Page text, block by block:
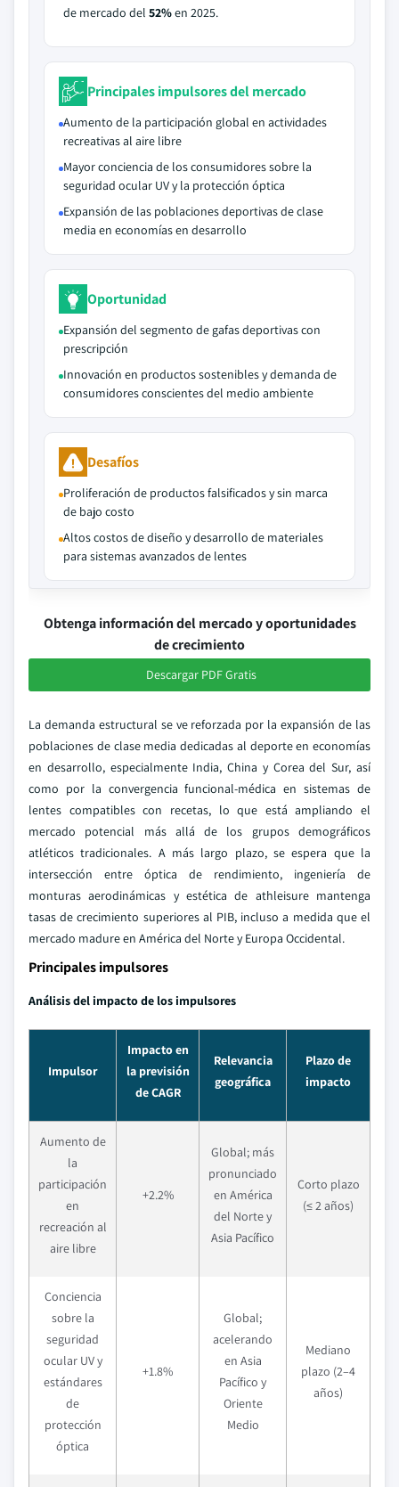
de mercado del 52%en 2025.
Principales impulsores del mercado
Aumento de la participación global en actividades
recreativas al aire libre
Mayor conciencia de los consumidores sobre la
seguridad ocular UV y la protección óptica
Expansión de las poblaciones deportivas de clase
media en economías en desarrollo
Oportunidad
Expansión del segmento de gafas deportivas con
prescripción
Innovación en productos sostenibles y demanda de
consumidores conscientes del medio ambiente
Desafíos
Proliferación de productos falsificados y sin marca
de bajo costo
Altos costos de diseño y desarrollo de materiales
para sistemas avanzados de lentes
Obtenga información del mercado y oportunidades
de crecimiento
Descargar PDF Gratis
La demanda estructural se ve reforzada por la expansión de las
poblaciones de clase media dedicadas al deporte en economías
en desarrollo, especialmente India, China y Corea del Sur, así
como por la convergencia funcional-médica en sistemas de
lentes compatibles con recetas, lo que está ampliando el
mercado potencial más allá de los grupos demográficos
atléticos tradicionales. A más largo plazo, se espera que la
intersección entre óptica de rendimiento, ingeniería de
monturas aerodinámicas y estética de athleisure mantenga
tasas de crecimiento superiores al PIB, incluso a medida que el
mercado madure en América del Norte y Europa Occidental.
Principales impulsores
Análisis del impacto de los impulsores
Impulsor
Impacto en
la previsión
de CAGR
Relevancia
geográfica
Plazo de
impacto
Aumento de
la
participación
en
recreación al
aire libre
+2.2%
Global; más
pronunciado
en América
del Norte y
Asia Pacífico
Corto plazo
(≤ 2 años)
Conciencia
sobre la
seguridad
ocular UV y
estándares
de
protección
óptica
+1.8%
Global;
acelerando
en Asia
Pacífico y
Oriente
Medio
Mediano
plazo (2–4
años)